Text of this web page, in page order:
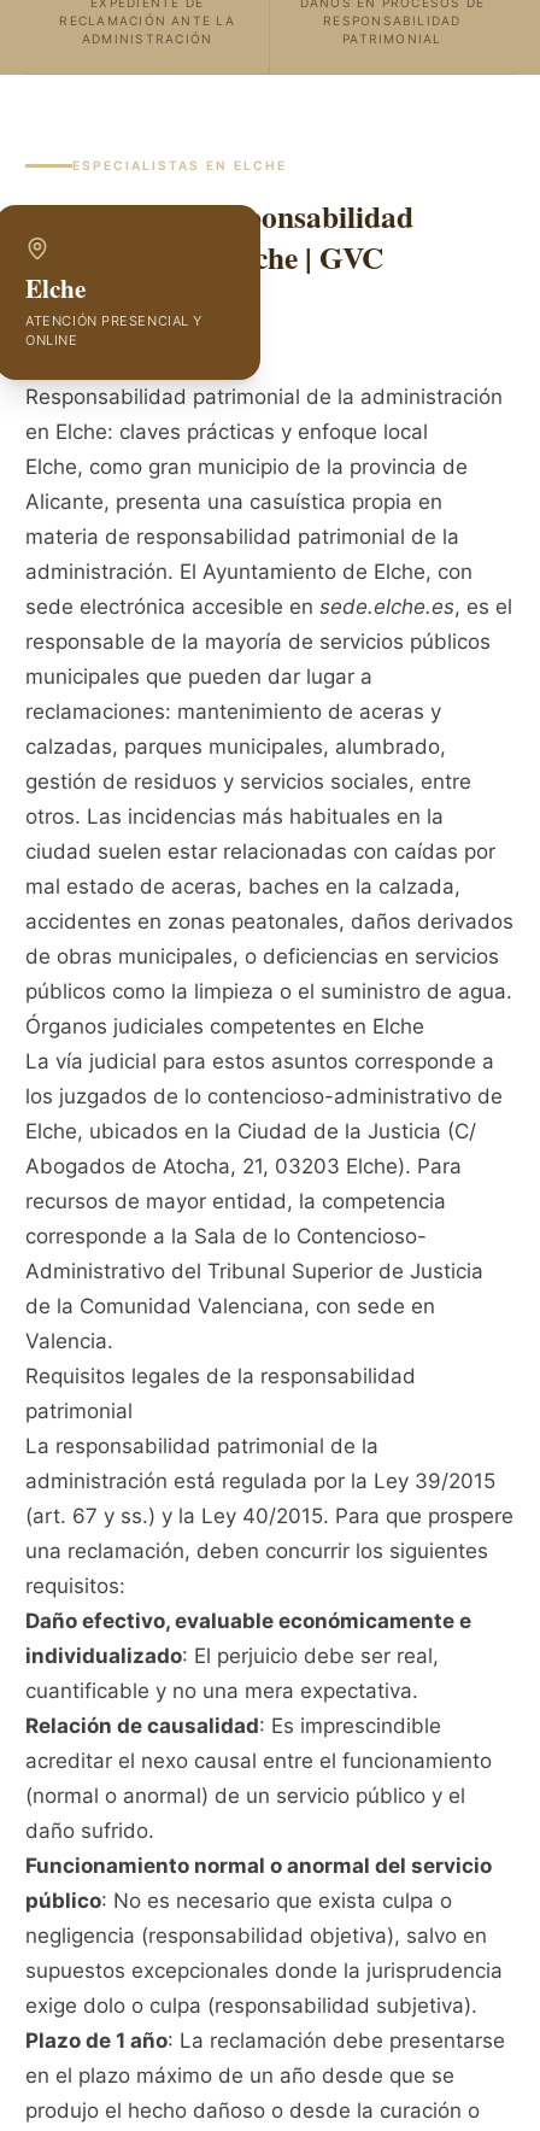
RECLAMACIÓN ANTE LA
ADMINISTRACIÓN
RESPONSABILIDAD
PATRIMONIAL
ESPECIALISTAS ENELCHE
Abogados de Responsabilidad
Patrimonial en Elche | GVC
Abogados
Elche
ATENCIÓN PRESENCIAL Y
ONLINE
Responsabilidad patrimonial de la administración
en Elche: claves prácticas y enfoque local
Elche, como gran municipio de la provincia de
Alicante, presenta una casuística propia en
materia de responsabilidad patrimonial de la
administración. El Ayuntamiento de Elche, con
sede electrónica accesible ensede.elche.es, es el
responsable de la mayoría de servicios públicos
municipales que pueden dar lugar a
reclamaciones: mantenimiento de aceras y
calzadas, parques municipales, alumbrado,
gestión de residuos y servicios sociales, entre
otros. Las incidencias más habituales en la
ciudad suelen estar relacionadas con caídas por
mal estado de aceras, baches en la calzada,
accidentes en zonas peatonales, daños derivados
de obras municipales, o deficiencias en servicios
públicos como la limpieza o el suministro de agua.
Órganos judiciales competentes en Elche
La vía judicial para estos asuntos corresponde a
los juzgados de lo contencioso-administrativo de
Elche, ubicados en la Ciudad de la Justicia (C/
Abogados de Atocha, 21, 03203 Elche). Para
recursos de mayor entidad, la competencia
corresponde a la Sala de lo Contencioso-
Administrativo del Tribunal Superior de Justicia
de la Comunidad Valenciana, con sede en
Valencia.
Requisitos legales de la responsabilidad
patrimonial
La responsabilidad patrimonial de la
administración está regulada por la Ley 39/2015
(art. 67 y ss.) y la Ley 40/2015. Para que prospere
una reclamación, deben concurrir los siguientes
requisitos:
Daño efectivo, evaluable económicamente e
individualizado: El perjuicio debe ser real,
cuantificable y no una mera expectativa.
Relación de causalidad: Es imprescindible
acreditar el nexo causal entre el funcionamiento
(normal o anormal) de un servicio público y el
daño sufrido.
Funcionamiento normal o anormal del servicio
público: No es necesario que exista culpa o
negligencia (responsabilidad objetiva), salvo en
supuestos excepcionales donde la jurisprudencia
exige dolo o culpa (responsabilidad subjetiva).
Plazo de 1 año: La reclamación debe presentarse
en el plazo máximo de un año desde que se
produjo el hecho dañoso o desde la curación o